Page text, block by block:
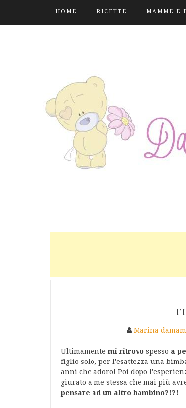
HOME RICETTE MAMME E
Marina
Ultimamente mi ritrovo spesso a
figlio solo, per l'esattezza una
anni che adoro! Poi dopo
giurato a me stessa che mai più
pensare ad un altro bambino?!?!